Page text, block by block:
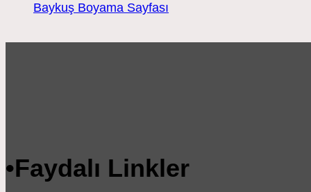
Baykuş Boyama Sayfası
•Faydalı Linkler